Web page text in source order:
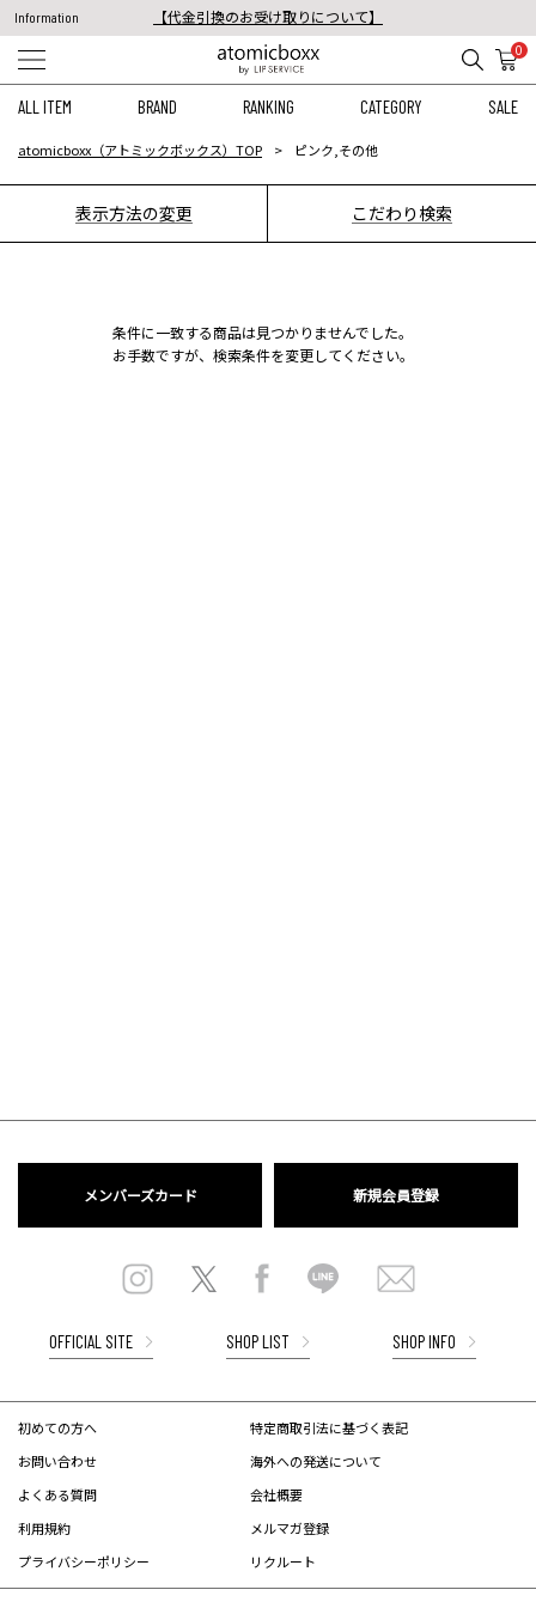
Information
【代金引換のお受け取りについて】
税込11,000円以上のご注文で送料無料！
0
ALL ITEM BRAND RANKING CATEGORY SALE
atomicboxx（アトミックボックス）TOP ピンク,その他
表示方法の変更 こだわり検索
条件に一致する商品は見つかりませんでした。
お手数ですが、検索条件を変更してください。
メンバーズカード 新規会員登録
OFFICIAL SITE SHOP LIST SHOP INFO
初めての方へ
お問い合わせ
よくある質問
利用規約
プライバシーポリシー
特定商取引法に基づく表記
海外への発送について
会社概要
メルマガ登録
リクルート